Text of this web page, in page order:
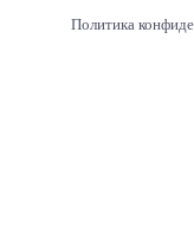
Политика